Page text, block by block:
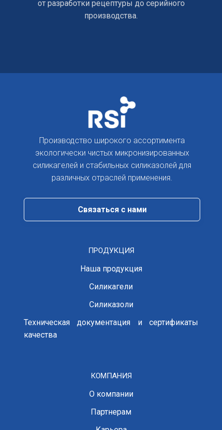
от разработки рецептуры до серийного
производства.
Производство широкого ассортимента
экологически чистых микронизированных
силикагелей и стабильных силиказолей для
различных отраслей применения.
Cвязаться с нами
ПРОДУКЦИЯ
Наша продукция
Силикагели
Силиказоли
Техническая документация и сертификаты
качества
КОМПАНИЯ
О компании
Партнерам